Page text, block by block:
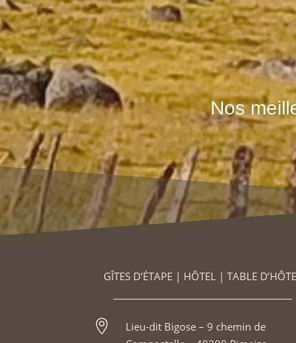
Nos
GÎTES D’ÉTAPE | HÔTEL | TABLE

Lieu-dit Bigose – 9 chemin de